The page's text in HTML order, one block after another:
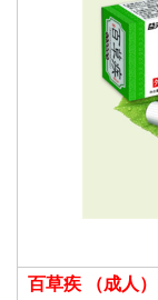
百草疾 （成人）